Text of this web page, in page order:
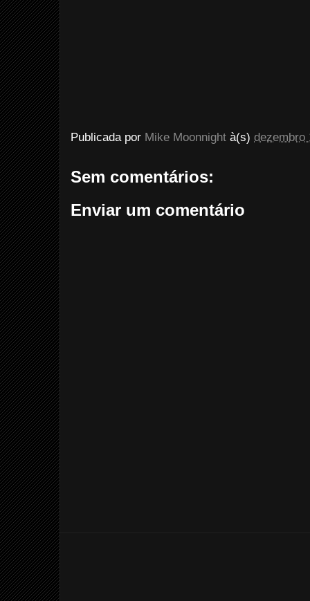
Publicada por Mike Moonnight à(s) dezembro
Sem comentários:
Enviar um comentário